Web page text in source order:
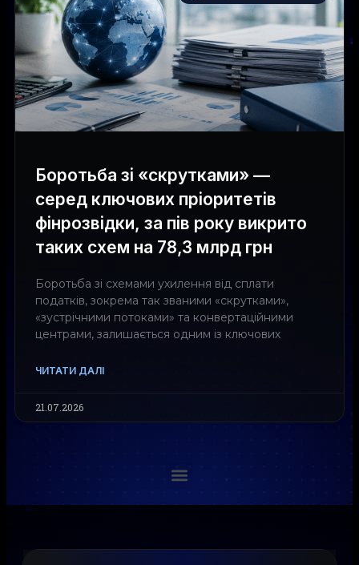
Боротьба зі «скрутками» —
серед ключових пріоритетів
фінрозвідки, за пів року викрито
таких схем на 78,3 млрд грн
Боротьба зі схемами ухилення від сплати
податків, зокрема так званими «скрутками»,
«зустрічними потоками» та конвертаційними
центрами, залишається одним із ключових
ЧИТАТИ ДАЛІ
21.07.2026